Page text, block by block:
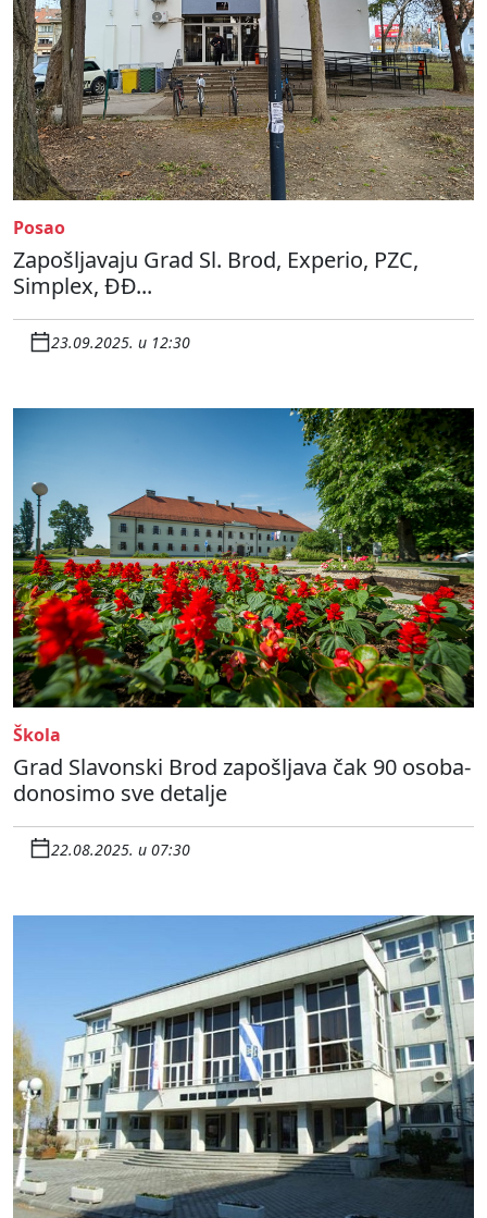
Posao
Zapošljavaju Grad Sl. Brod, Experio, PZC,
Simplex, ĐĐ...
23.09.2025. u 12:30
Škola
Grad Slavonski Brod zapošljava čak 90 osoba-
donosimo sve detalje
22.08.2025. u 07:30